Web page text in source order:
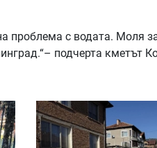
проблема с водата. Моля
подчерта кметът